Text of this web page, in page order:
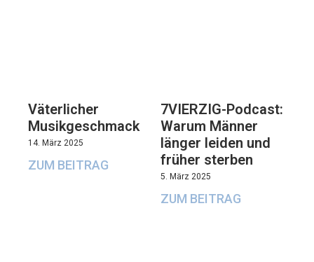
Väterlicher
Musikgeschmack
14. März 2025
ZUM BEITRAG
7VIERZIG-Podcast:
Warum Männer
länger leiden und
früher sterben
5. März 2025
ZUM BEITRAG